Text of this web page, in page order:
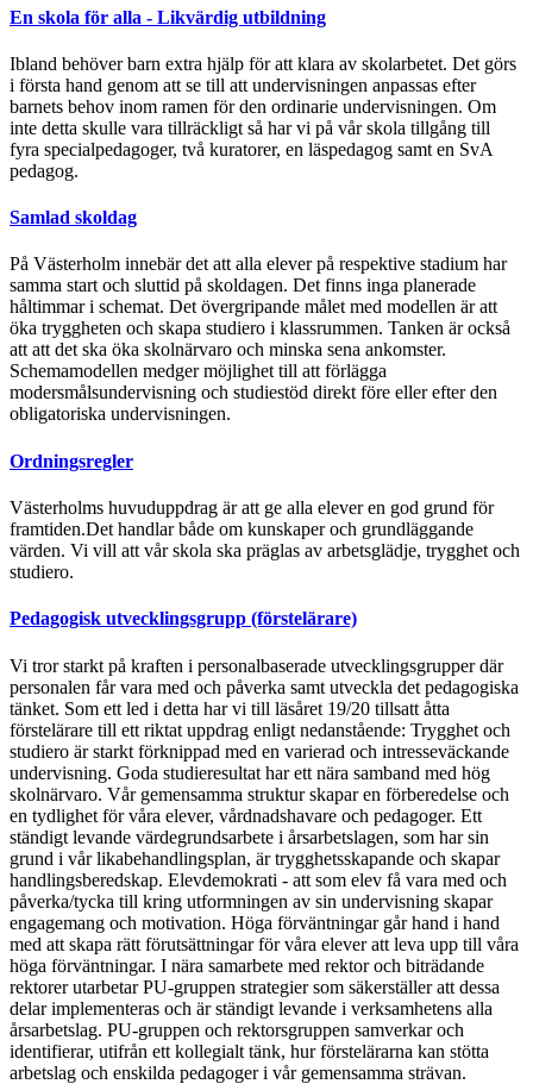
En skola för alla - Likvärdig utbildning
Ibland behöver barn extra hjälp för att klara av skolarbetet. Det görs
i första hand genom att se till att undervisningen anpassas efter
barnets behov inom ramen för den ordinarie undervisningen. Om
inte detta skulle vara tillräckligt så har vi på vår skola tillgång till
fyra specialpedagoger, två kuratorer, en läspedagog samt en SvA
pedagog.
Samlad skoldag
På Västerholm innebär det att alla elever på respektive stadium har
samma start och sluttid på skoldagen. Det finns inga planerade
håltimmar i schemat. Det övergripande målet med modellen är att
öka tryggheten och skapa studiero i klassrummen. Tanken är också
att att det ska öka skolnärvaro och minska sena ankomster.
Schemamodellen medger möjlighet till att förlägga
modersmålsundervisning och studiestöd direkt före eller efter den
obligatoriska undervisningen.
Ordningsregler
Västerholms huvuduppdrag är att ge alla elever en god grund för
framtiden.Det handlar både om kunskaper och grundläggande
värden. Vi vill att vår skola ska präglas av arbetsglädje, trygghet och
studiero.
Pedagogisk utvecklingsgrupp (förstelärare)
Vi tror starkt på kraften i personalbaserade utvecklingsgrupper där
personalen får vara med och påverka samt utveckla det pedagogiska
tänket. Som ett led i detta har vi till läsåret 19/20 tillsatt åtta
förstelärare till ett riktat uppdrag enligt nedanstående: Trygghet och
studiero är starkt förknippad med en varierad och intresseväckande
undervisning. Goda studieresultat har ett nära samband med hög
skolnärvaro. Vår gemensamma struktur skapar en förberedelse och
en tydlighet för våra elever, vårdnadshavare och pedagoger. Ett
ständigt levande värdegrundsarbete i årsarbetslagen, som har sin
grund i vår likabehandlingsplan, är trygghetsskapande och skapar
handlingsberedskap. Elevdemokrati - att som elev få vara med och
påverka/tycka till kring utformningen av sin undervisning skapar
engagemang och motivation. Höga förväntningar går hand i hand
med att skapa rätt förutsättningar för våra elever att leva upp till våra
höga förväntningar. I nära samarbete med rektor och biträdande
rektorer utarbetar PU-gruppen strategier som säkerställer att dessa
delar implementeras och är ständigt levande i verksamhetens alla
årsarbetslag. PU-gruppen och rektorsgruppen samverkar och
identifierar, utifrån ett kollegialt tänk, hur förstelärarna kan stötta
arbetslag och enskilda pedagoger i vår gemensamma strävan.